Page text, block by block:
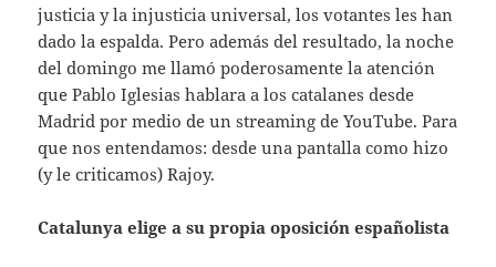
justicia y la injusticia universal, los votantes les han
dado la espalda. Pero además del resultado, la noche
del domingo me llamó poderosamente la atención
que Pablo Iglesias hablara a los catalanes desde
Madrid por medio de un streaming de YouTube. Para
que nos entendamos: desde una pantalla como hizo
(y le criticamos) Rajoy.
Catalunya elige a su propia oposición españolista